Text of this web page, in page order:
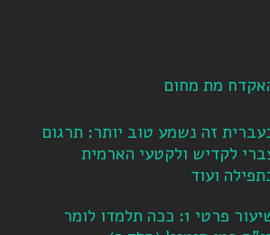
מת מחום
זה נשמע טוב יותר: תרגום
לקדיש ולקטעי הארמית
ועוד
שיעור פרטי 1: ככה תלמדו לומר